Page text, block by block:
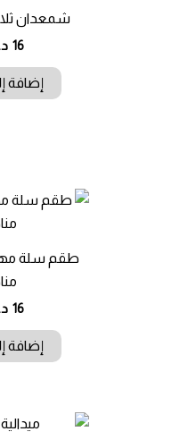
شمعدان
16
إضافة
طقم سلة
16
إضافة